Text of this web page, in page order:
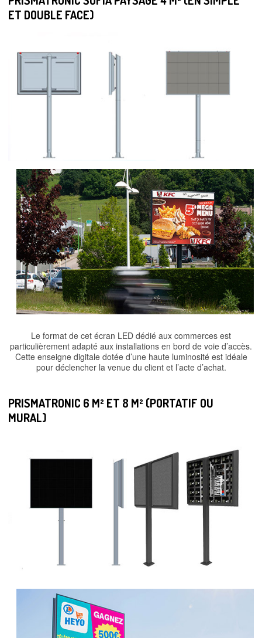
ET DOUBLE FACE)
Le format de cet écran LED dédié aux commerces est
particulièrement adapté aux installations en bord de voie d’accès.
Cette enseigne digitale dotée d’une haute luminosité est idéale
pour déclencher la venue du client et l’acte d’achat.
PRISMATRONIC 6 M² ET 8 M² (PORTATIF OU
MURAL)